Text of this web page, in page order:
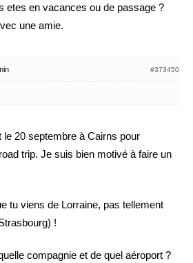
etes en vacances ou de passage ?
une amie.
#373450
le 20 septembre à Cairns pour
trip. Je suis bien motivé à faire un
tu viens de Lorraine, pas tellement
!
compagnie et de quel aéroport ?